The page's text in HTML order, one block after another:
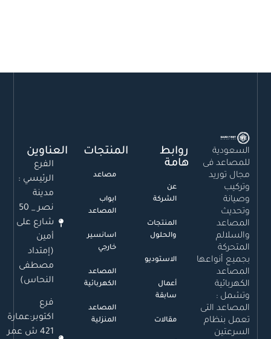
السعودية
للمصاعد فى
مجال توريد
وتركيب
وصيانة
وتحديث
المصاعد
والسلالم
المتحركة
بجميع أنواعها
المصاعد
الكهربائية
وتشمل :
المصاعد التى
تعمل بنظام
السرعتين
روابط
هامة
عن
الشركة
المنتجات
والحلول
الاستوديو
أعمال
سابقة
مقالات
المنتجات
مصاعد
ابواب
المصاعد
اسانسير
خارجي
المصاعد
الكهربائية
المصاعد
المنزلية
العناوين
الفرع
الرئيسي :
مدينة
نصر _ 50
شارع على
أمين
(إمتداد
مصطفى
النحاس)
فرع
اكتوبر:عمارة
421 ش عمر